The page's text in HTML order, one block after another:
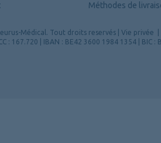
Méthodes de
Médical. Tout droits reservés Vie privée
: 167.720 | IBAN : BE42 3600 1984 1354 | BIC :